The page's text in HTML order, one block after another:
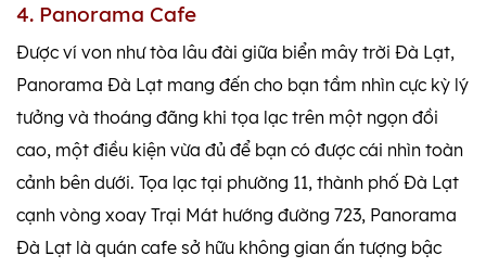
4. Panorama Cafe
Được ví von như tòa lâu đài giữa biển mây trời Đà Lạt,
Panorama Đà Lạt mang đến cho bạn tầm nhìn cực kỳ lý
tưởng và thoáng đãng khi tọa lạc trên một ngọn đồi
cao, một điều kiện vừa đủ để bạn có được cái nhìn toàn
cảnh bên dưới. Tọa lạc tại phường 11, thành phố Đà Lạt
cạnh vòng xoay Trại Mát hướng đường 723, Panorama
Đà Lạt là quán cafe sở hữu không gian ấn tượng bậc